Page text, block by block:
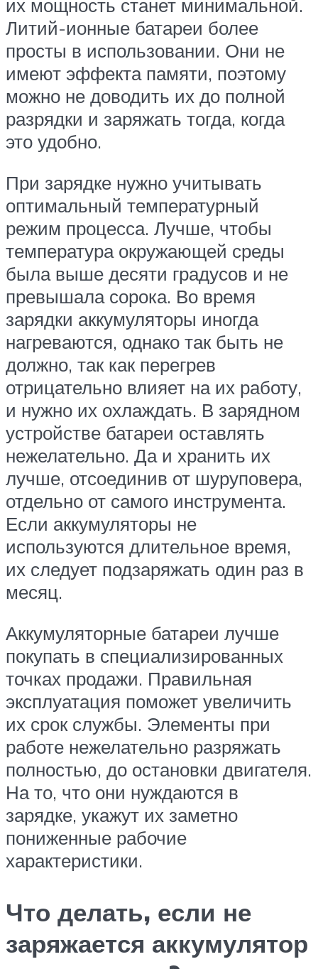
их мощность станет минимальной.
Литий-ионные батареи более
просты в использовании. Они не
имеют эффекта памяти, поэтому
можно не доводить их до полной
разрядки и заряжать тогда, когда
это удобно.
При зарядке нужно учитывать
оптимальный температурный
режим процесса. Лучше, чтобы
температура окружающей среды
была выше десяти градусов и не
превышала сорока. Во время
зарядки аккумуляторы иногда
нагреваются, однако так быть не
должно, так как перегрев
отрицательно влияет на их работу,
и нужно их охлаждать. В зарядном
устройстве батареи оставлять
нежелательно. Да и хранить их
лучше, отсоединив от шуруповера,
отдельно от самого инструмента.
Если аккумуляторы не
используются длительное время,
их следует подзаряжать один раз в
месяц.
Аккумуляторные батареи лучше
покупать в специализированных
точках продажи. Правильная
эксплуатация поможет увеличить
их срок службы. Элементы при
работе нежелательно разряжать
полностью, до остановки двигателя.
На то, что они нуждаются в
зарядке, укажут их заметно
пониженные рабочие
характеристики.
Что делать, если не
заряжается аккумулятор